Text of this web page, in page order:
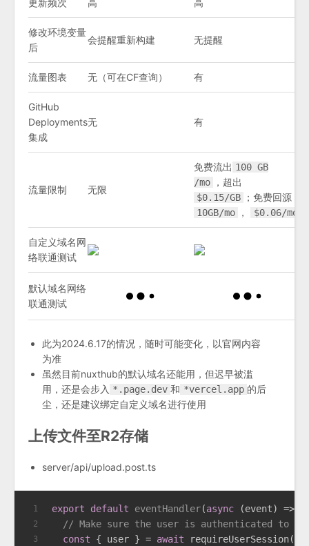
更新频次 高 高
修改环境变量
后
会提醒重新构建 无提醒
流量图表 无（可在CF查询） 有
GitHub
Deployments
集成
无 有
流量限制 无限
免费流出 100 GB
/mo
，超出
$0.15/GB ；免费回源
10GB/mo ， $0.06/mo
自定义域名网
络联通测试
默认域名网络
联通测试
此为2024.6.17的情况，随时可能变化，以官网内容
为准
虽然目前nuxthub的默认域名还能用，但迟早被滥
用，还是会步入 *.page.dev 和 *vercel.app 的后
尘，还是建议绑定自定义域名进行使用
上传文件至R2存储
server/api/upload.post.ts
1
2
3
export default eventHandler(async (event) => {
// Make sure the user is authenticated to
const { user } = await